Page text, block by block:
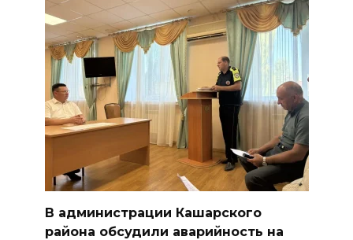
В администрации Кашарского
района обсудили аварийность на